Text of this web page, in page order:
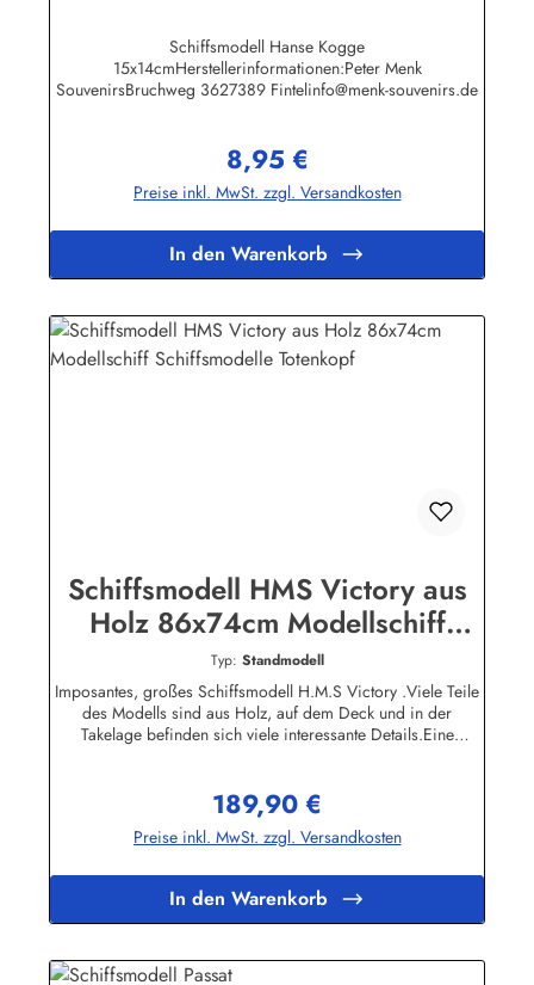
Schiffsmodell Hanse Kogge
15x14cmHerstellerinformationen:Peter Menk
SouvenirsBruchweg 3627389 Fintelinfo@menk-souvenirs.de
Regulärer Preis:
8,95 €
Preise inkl. MwSt. zzgl. Versandkosten
In den Warenkorb
Schiffsmodell HMS Victory aus
Holz 86x74cm Modellschiff
Schiffsmodelle Totenkopf
Typ: Standmodell
Imposantes, großes Schiffsmodell H.M.S Victory .Viele Teile
des Modells sind aus Holz, auf dem Deck und in der
Takelage befinden sich viele interessante Details.Eine
nicht schwimmfähig ist.Ca. 74 x 86 cm (Höhe/Länge)
Regulärer Preis:
189,90 €
Preise inkl. MwSt. zzgl. Versandkosten
In den Warenkorb